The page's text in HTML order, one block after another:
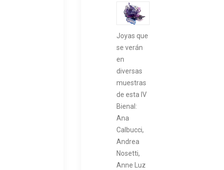
Joyas que
se verán
en
diversas
muestras
de esta IV
Bienal:
Ana
Calbucci,
Andrea
Nosetti,
Anne Luz